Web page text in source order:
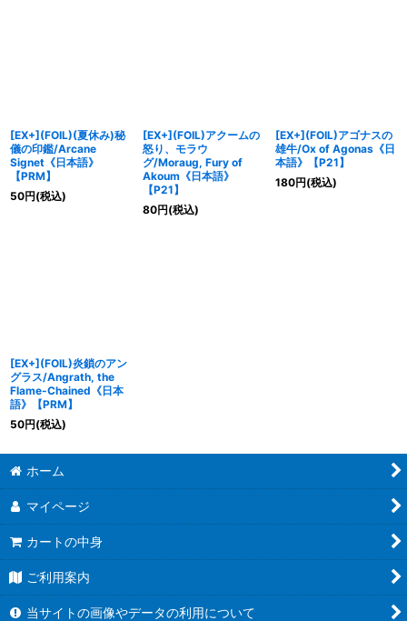
[EX+](FOIL)(夏休み)秘
儀の印鑑/Arcane
Signet《日本語》
【PRM】
50円(税込)
[EX+](FOIL)アクームの
怒り、モラウ
グ/Moraug, Fury of
Akoum《日本語》
【P21】
80円(税込)
[EX+](FOIL)アゴナスの
雄牛/Ox of Agonas《日
本語》【P21】
180円(税込)
[EX+](FOIL)炎鎖のアン
グラス/Angrath, the
Flame-Chained《日本
語》【PRM】
50円(税込)
ホーム
マイページ
カートの中身
ご利用案内
当サイトの画像やデータの利用について